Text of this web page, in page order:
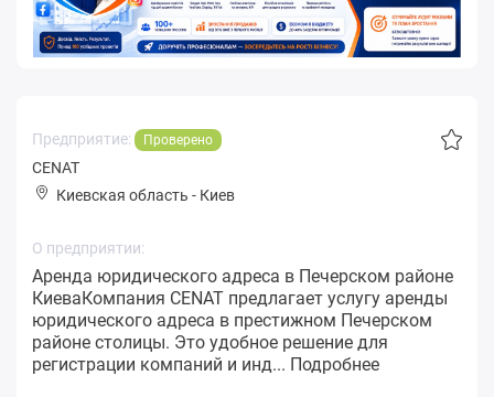
Предприятие: Проверено
CENAT
Киевская область - Киев
О предприятии:
Аренда юридического адреса в Печерском районе
КиеваКомпания CENAT предлагает услугу аренды
юридического адреса в престижном Печерском
районе столицы. Это удобное решение для
регистрации компаний и инд... Подробнее